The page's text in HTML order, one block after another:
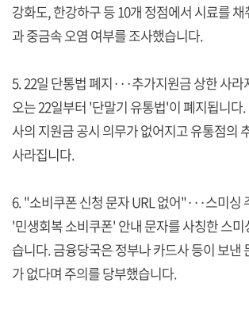
강화도, 한강하구 등 10개 정점에서 시료를
과 중금속 오염 여부를 조사했습니다.
5. 22일 단통법 폐지···추가지원금 상한 사라
오는 22일부터 '단말기 유통법'이 폐지됩니다
사의 지원금 공시 의무가 없어지고 유통점의
사라집니다.
6. "소비쿠폰 신청 문자 URL 없어"···스미싱
'민생회복 소비쿠폰' 안내 문자를 사칭한 스미
습니다. 금융당국은 정부나 카드사 등이 보낸
가 없다며 주의를 당부했습니다.